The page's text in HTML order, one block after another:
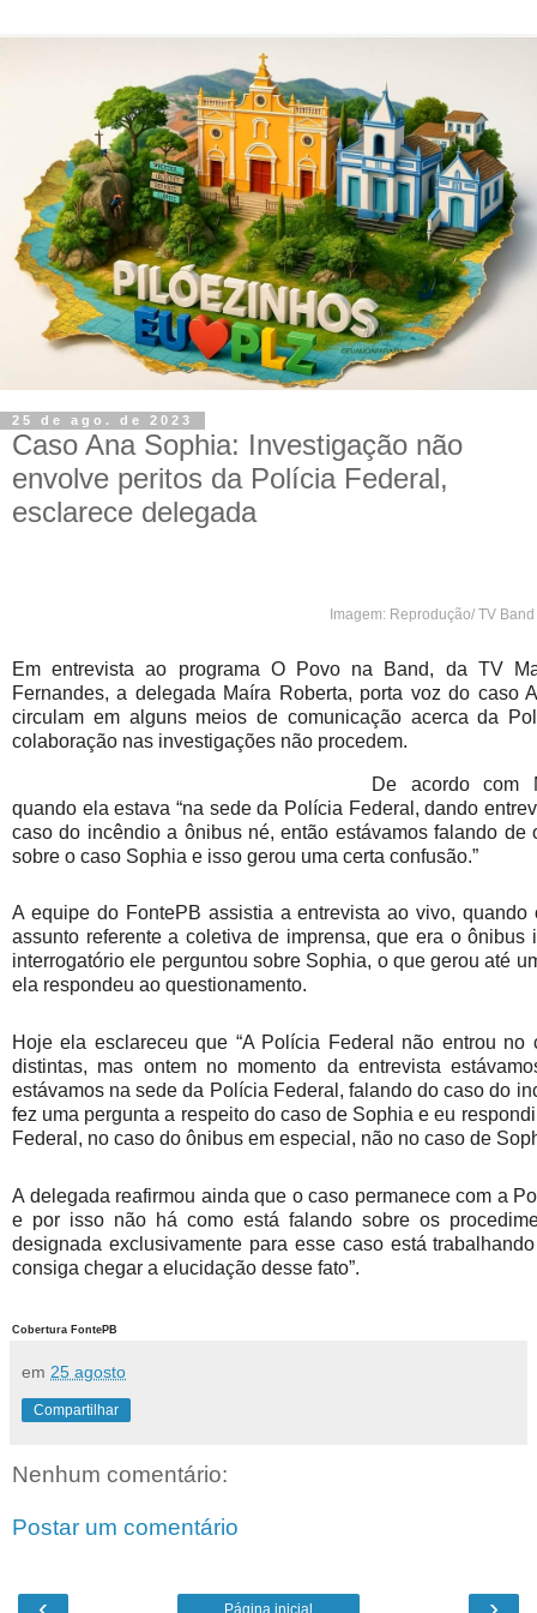
25 de ago. de 2023
Caso Ana Sophia: Investigação não
envolve peritos da Polícia Federal,
esclarece delegada
Imagem: Reprodução/ TV
Em entrevista ao programa O Povo na Band, da TV
Fernandes, a delegada Maíra Roberta, porta voz do caso
circulam em alguns meios de comunicação acerca da
colaboração nas investigações não procedem.
De acordo com
quando ela estava “na sede da Polícia Federal, dando
caso do incêndio a ônibus né, então estávamos falando
sobre o caso Sophia e isso gerou uma certa confusão.”
A equipe do FontePB assistia a entrevista ao vivo,
assunto referente a coletiva de imprensa, que era o
interrogatório ele perguntou sobre Sophia, o que gerou até
ela respondeu ao questionamento.
Hoje ela esclareceu que “A Polícia Federal não entrou
distintas, mas ontem no momento da entrevista
estávamos na sede da Polícia Federal, falando do caso do
fez uma pergunta a respeito do caso de Sophia e eu
Federal, no caso do ônibus em especial, não no caso de
A delegada reafirmou ainda que o caso permanece com a
e por isso não há como está falando sobre os
designada exclusivamente para esse caso está
consiga chegar a elucidação desse fato”.
Cobertura FontePB
em 25 agosto
Compartilhar
Nenhum comentário:
Postar um comentário